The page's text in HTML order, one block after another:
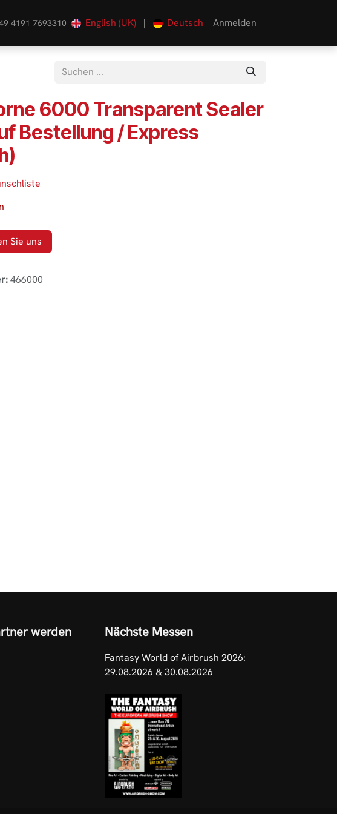
4191 7693310 English (UK) | Deutsch Anmelden
6000 Transparent Sealer
Bestellung / Express
Sie uns
466000
werden Nächste Messen
Fantasy World of Airbrush 2026:
29.08.2026 & 30.08.2026